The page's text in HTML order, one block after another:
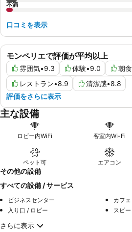
モンペリエで評価が平均以上
雰囲気•9.3 体験•9.0 朝食
レストラン•8.9 清潔感•8.8
評価をさらに表示
不満
口コミを表示
主な設備
ロビー内WiFi 客室内Wi-Fi
ペット可 エアコン
その他の設備
すべての設備 / サービス
ビジネスセンター
カフェ
入り口 / ロビー
さらに表示